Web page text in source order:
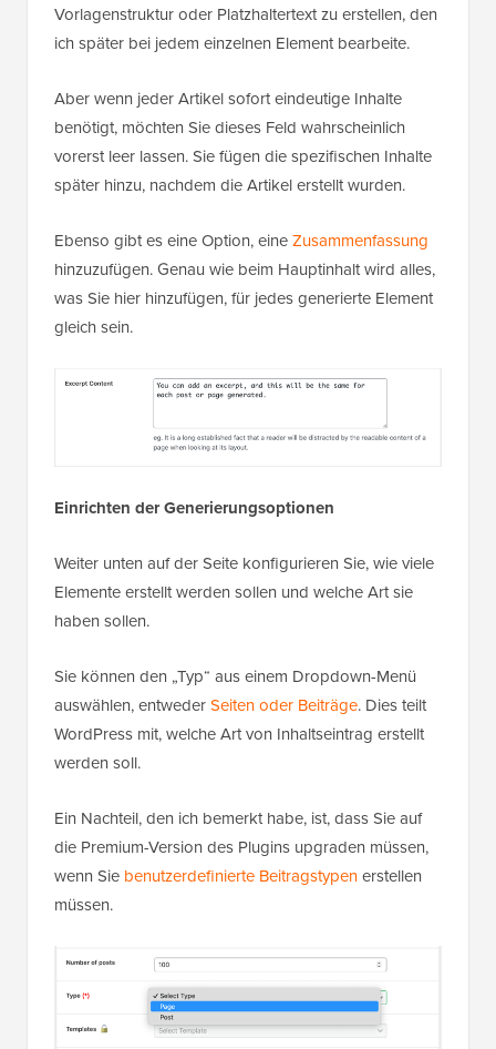
Vorlagenstruktur oder Platzhaltertext zu erstellen, den
ich später bei jedem einzelnen Element bearbeite.
Aber wenn jeder Artikel sofort eindeutige Inhalte
benötigt, möchten Sie dieses Feld wahrscheinlich
vorerst leer lassen. Sie fügen die spezifischen Inhalte
später hinzu, nachdem die Artikel erstellt wurden.
Ebenso gibt es eine Option, eineZusammenfassung
hinzuzufügen. Genau wie beim Hauptinhalt wird alles,
was Sie hier hinzufügen, für jedes generierte Element
gleich sein.
Einrichten der Generierungsoptionen
Weiter unten auf der Seite konfigurieren Sie, wie viele
Elemente erstellt werden sollen und welche Art sie
haben sollen.
Sie können den „Typ“ aus einem Dropdown-Menü
auswählen, entwederSeiten oder Beiträge. Dies teilt
WordPress mit, welche Art von Inhaltseintrag erstellt
werden soll.
Ein Nachteil, den ich bemerkt habe, ist, dass Sie auf
die Premium-Version des Plugins upgraden müssen,
wenn Sie benutzerdefinierte Beitragstypenerstellen
müssen.